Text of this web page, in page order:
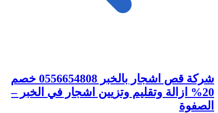
شركة قص اشجار بالخبر 0556654808 خصم
20% ازالة وتقليم وتزيين اشجار في الخبر –
الصفوة